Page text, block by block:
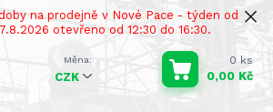
na prodejně v Nové Pace - týden od
otevřeno od 12:30 do 16:30.
CZK
0 ks
0,00 Kč